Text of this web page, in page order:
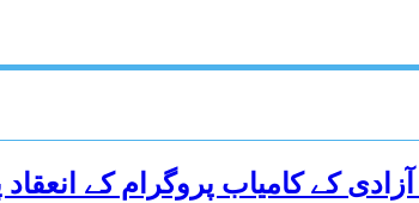
کے کامیاب پروگرام کے